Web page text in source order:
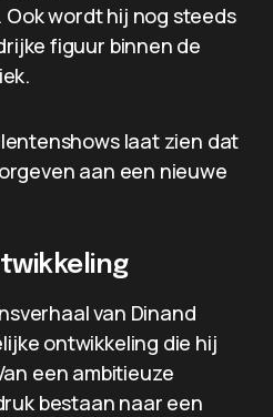
Ook wordt hij nog steeds
figuur binnen de
laat zien dat
aan een nieuwe
van Dinand
ontwikkeling die hij
een ambitieuze
bestaan naar een